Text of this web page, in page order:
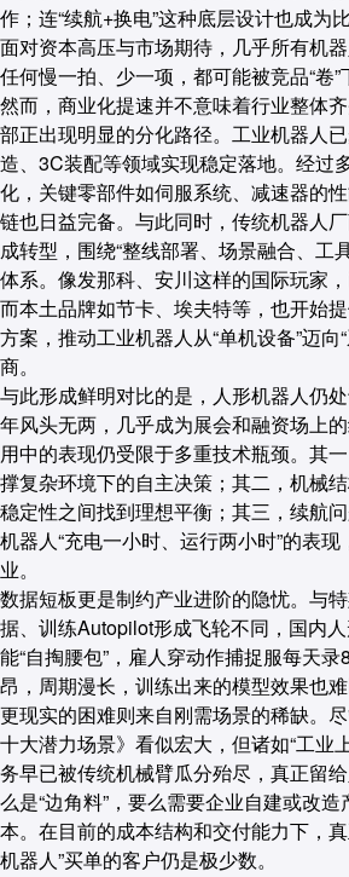
作；连“续航+换电”这种底层设计也成为
面对资本高压与市场期待，几乎所有机
任何慢一拍、少一项，都可能被竞品“卷”
然而，商业化提速并不意味着行业整体
部正出现明显的分化路径。 工业机器人
造、3C装配等领域实现稳定落地。经过
化，关键零部件如伺服系统、减速器的
链也日益完备。与此同时，传统机器人
成转型，围绕“整线部署、场景融合、工
体系。像发那科、安川这样的国际玩家
而本土品牌如节卡、埃夫特等，也开始
方案，推动工业机器人从“单机设备”迈向
商。
与此形成鲜明对比的是， 人形机器人仍
年风头无两，几乎成为展会和融资场上
用中的表现仍受限于多重技术瓶颈。其
撑复杂环境下的自主决策；其二，机械
稳定性之间找到理想平衡；其三，续航
机器人“充电一小时、运行两小时”的表
业。
数据短板更是制约产业进阶的隐忧。 与
据、训练Autopilot形成飞轮不同，国内
能“自掏腰包”，雇人穿动作捕捉服每天
昂，周期漫长，训练出来的模型效果也难
更现实的困难则来自刚需场景的稀缺。
十大潜力场景》看似宏大，但诸如“工业
务早已被传统机械臂瓜分殆尽，真正留
么是“边角料”，要么需要企业自建或改
本。在目前的成本结构和交付能力下，
机器人”买单的客户仍是极少数。